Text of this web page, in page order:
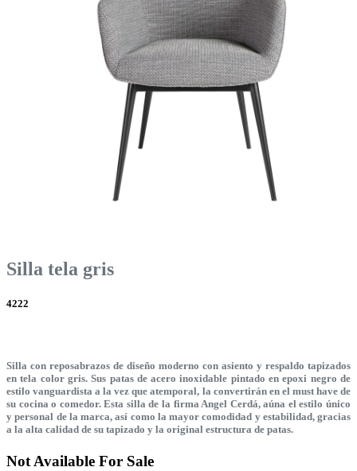
Silla tela gris
4222
Silla con reposabrazos de diseño moderno con asiento y respaldo tapizados
en tela color gris. Sus patas de acero inoxidable pintado en epoxi negro de
estilo vanguardista a la vez que atemporal, la convertirán en el must have de
su cocina o comedor. Esta silla de la firma Angel Cerdá, aúna el estilo único
y personal de la marca, así como la mayor comodidad y estabilidad, gracias
a la alta calidad de su tapizado y la original estructura de patas.
Not Available For Sale